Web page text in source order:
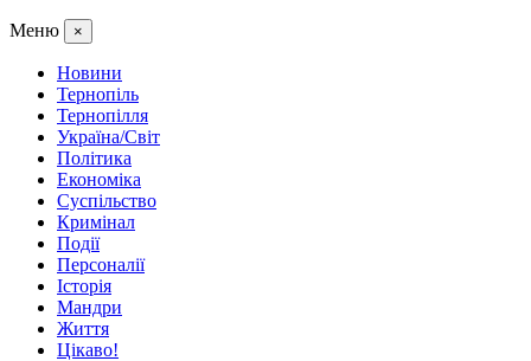
Меню ×
Новини
Тернопіль
Тернопілля
Україна/Світ
Політика
Економіка
Суспільство
Кримінал
Події
Персоналії
Історія
Мандри
Життя
Цікаво!